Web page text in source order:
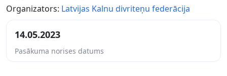
Organizators: Latvijas Kalnu divriteņu federācija
14.05.2023
Pasākuma norises datums